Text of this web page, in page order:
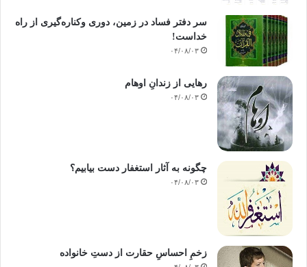
سر دفتر فساد در زمین‌، دوری وکناره‌گیری از راه
خداست‌!
۰۴/۰۸/۰۳
رهایی از زندانِ اوهام
۰۴/۰۸/۰۳
چگونه به آثار استغفار دست بیابیم؟
۰۴/۰۸/۰۳
زخمِ احساسِ حقارت از دستِ خانواده